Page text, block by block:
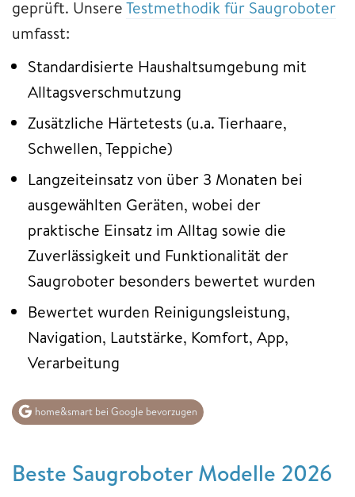
geprüft. UnsereTestmethodik für Saugroboter
umfasst:
Standardisierte Haushaltsumgebung mit
Alltagsverschmutzung
Zusätzliche Härtetests (u.a. Tierhaare,
Schwellen, Teppiche)
Langzeiteinsatz von über 3 Monaten bei
ausgewählten Geräten, wobei der
praktische Einsatz im Alltag sowie die
Zuverlässigkeit und Funktionalität der
Saugroboter besonders bewertet wurden
Bewertet wurden Reinigungsleistung,
Navigation, Lautstärke, Komfort, App,
Verarbeitung
home&smart bei Google bevorzugen
Beste Saugroboter Modelle 2026